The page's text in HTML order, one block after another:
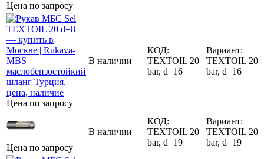
Цена по запросу
Цена по запросу
В наличии
КОД:
TEXTOIL 20
bar, d=16
Вариант:
TEXTOIL 20
bar, d=16
Цена по запросу
В наличии
КОД:
TEXTOIL 20
bar, d=19
Вариант:
TEXTOIL 20
bar, d=19